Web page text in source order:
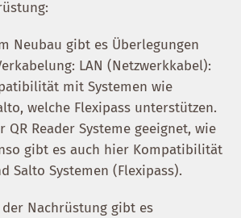
Neubau gibt es Überlegungen
LAN (Netzwerkkabel):
mit Systemen wie
welche Flexipass unterstützen.
Reader Systeme geeignet, wie
gibt es auch hier Kompatibilität
Salto Systemen (Flexipass).
der Nachrüstung gibt es